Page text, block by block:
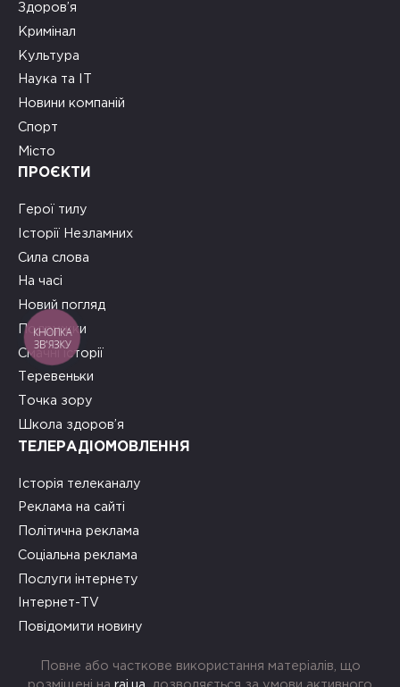
Здоров’я
Кримінал
Культура
Наука та ІТ
Новини компаній
Спорт
Місто
ПРОЄКТИ
Герої тилу
Історії Незламних
Сила слова
На часі
Новий погляд
Подружки
Смачні історії
Теревеньки
Точка зору
Школа здоров’я
ТЕЛЕРАДІОМОВЛЕННЯ
Історія телеканалу
Реклама на сайті
Політична реклама
Соціальна реклама
Послуги інтернету
Інтернет-TV
Повідомити новину
Повне або часткове використання матеріалів, що
розміщені на rai.ua , дозволяється за умови активного
КНОПКА
ЗВ'ЯЗКУ